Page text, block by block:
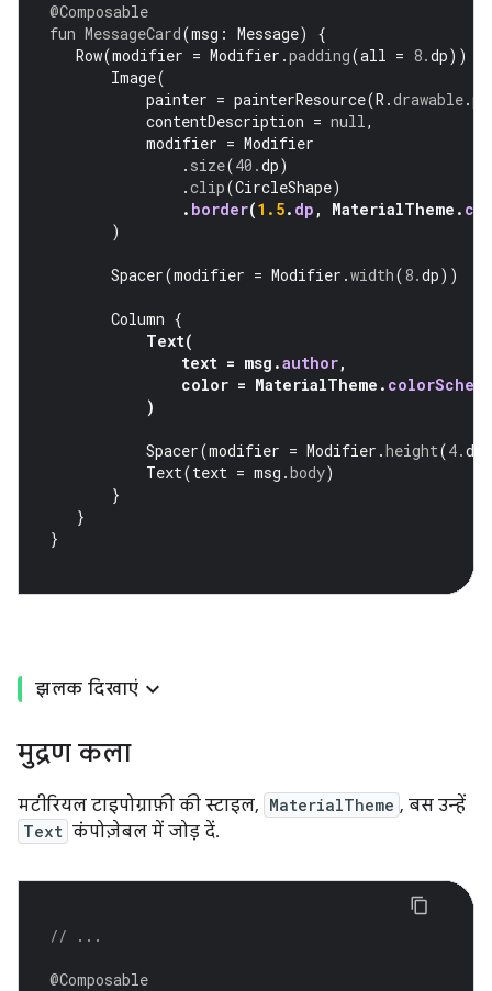
@Composable
fun MessageCard(msg : Message)
{
Row(modifier = Modifier .padding(all = 8.dp))
Image(
painter = painterResource(R .drawable.
contentDescription = null,
modifier = Modifier
. size(40.dp)
.clip(CircleShape)
. border(1.5. dp , MaterialTheme .
)
Spacer(modifier = Modifier .width(8.dp))
Column {
Text(
text = msg .author,
color = MaterialTheme .
)
Spacer(modifier = Modifier .height(4.dp
Text(text = msg .body)
}
}
}
झलक दिखाएं
मुद्रण कला
मटीरियल टाइपोग्राफ़ी की स्टाइल, MaterialTheme , बस उन्हें
Text कंपोज़ेबल में जोड़ दें.
// ...
@Composable